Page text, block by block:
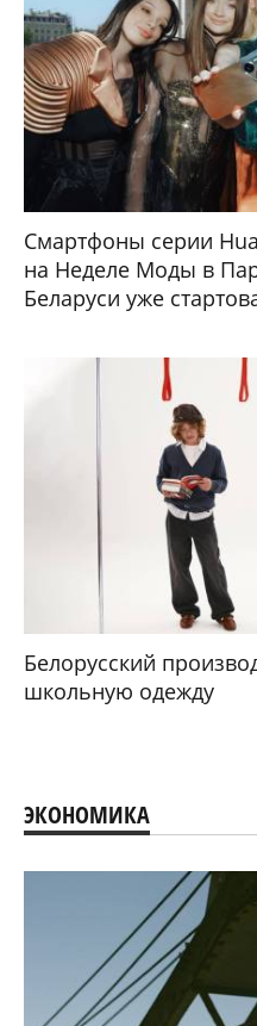
Смартфоны серии
на Неделе Моды в
Беларуси уже
Белорусский
школьную одежду
ЭКОНОМИКА